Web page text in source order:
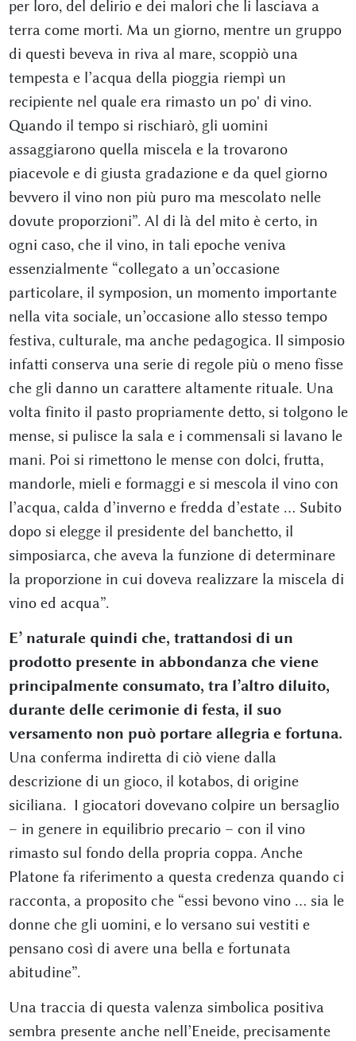
per loro, del delirio e dei malori che li lasciava a
terra come morti. Ma un giorno, mentre un gruppo
di questi beveva in riva al mare, scoppiò una
tempesta e l’acqua della pioggia riempì un
recipiente nel quale era rimasto un po' di vino.
Quando il tempo si rischiarò, gli uomini
assaggiarono quella miscela e la trovarono
piacevole e di giusta gradazione e da quel giorno
bevvero il vino non più puro ma mescolato nelle
dovute proporzioni”. Al di là del mito è certo, in
ogni caso, che il vino, in tali epoche veniva
essenzialmente “collegato a un’occasione
particolare, il symposion, un momento importante
nella vita sociale, un’occasione allo stesso tempo
festiva, culturale, ma anche pedagogica. Il simposio
infatti conserva una serie di regole più o meno fisse
che gli danno un carattere altamente rituale. Una
volta finito il pasto propriamente detto, si tolgono le
mense, si pulisce la sala e i commensali si lavano le
mani. Poi si rimettono le mense con dolci, frutta,
mandorle, mieli e formaggi e si mescola il vino con
l’acqua, calda d’inverno e fredda d’estate … Subito
dopo si elegge il presidente del banchetto, il
simposiarca, che aveva la funzione di determinare
la proporzione in cui doveva realizzare la miscela di
vino ed acqua”.
E’ naturale quindi che, trattandosi di un
prodotto presente in abbondanza che viene
principalmente consumato, tra l’altro diluito,
durante delle cerimonie di festa, il suo
versamento non può portare allegria e fortuna.
Una conferma indiretta di ciò viene dalla
descrizione di un gioco, il kotabos, di origine
siciliana. I giocatori dovevano colpire un bersaglio
– in genere in equilibrio precario – con il vino
rimasto sul fondo della propria coppa. Anche
Platone fa riferimento a questa credenza quando ci
racconta, a proposito che “essi bevono vino … sia le
donne che gli uomini, e lo versano sui vestiti e
pensano così di avere una bella e fortunata
abitudine”.
Una traccia di questa valenza simbolica positiva
sembra presente anche nell’Eneide, precisamente